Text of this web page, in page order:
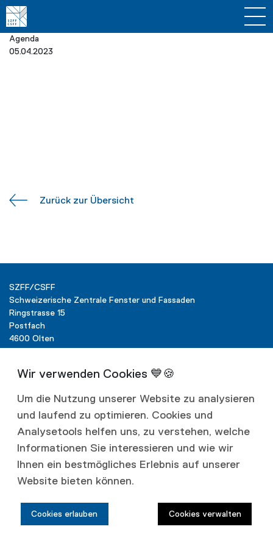
Agenda
05.04.2023
Zurück zur Übersicht
SZFF/CSFF
Schweizerische Zentrale Fenster und Fassaden
Ringstrasse 15
Postfach
4600 Olten
info@szff.ch
Links
Datenschutz
Impressum
Um die Nutzung unserer Website zu analysieren
und laufend zu optimieren. Cookies und
Analysetools helfen uns, zu verstehen, welche
Informationen Sie interessieren und wie wir
Ihnen ein bestmögliches Erlebnis auf unserer
Website bieten können.
Cookies verwalten
Cookies erlauben